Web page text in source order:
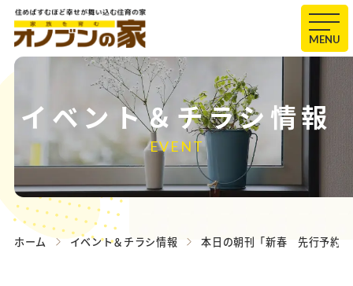
MENU
イベント＆チラシ情報
EVENT
ホーム イベント＆チラシ情報 本日の朝刊「新春 先行予約